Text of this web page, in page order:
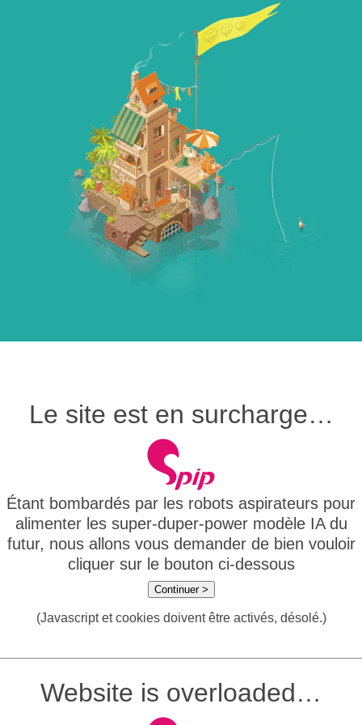
Le site est en surcharge…
Étant bombardés par les robots aspirateurs pour
alimenter les super-duper-power modèle IA du
futur, nous allons vous demander de bien vouloir
cliquer sur le bouton ci-dessous
Continuer >
(Javascript et cookies doivent être activés, désolé.)
Website is overloaded…